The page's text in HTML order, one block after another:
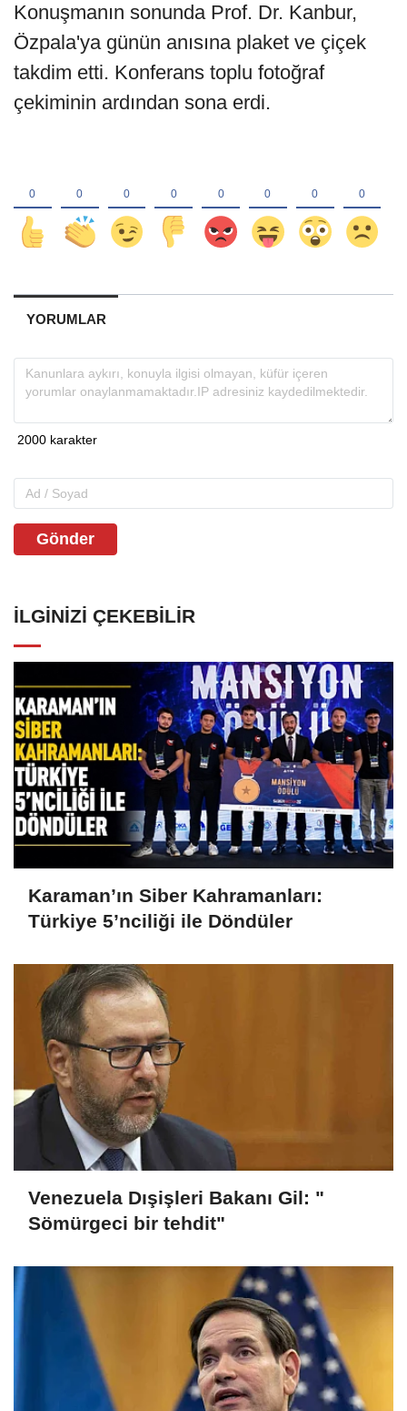
Konuşmanın sonunda Prof. Dr. Kanbur,
Özpala'ya günün anısına plaket ve çiçek
takdim etti. Konferans toplu fotoğraf
çekiminin ardından sona erdi.
YORUMLAR
Gönder
İLGINIZI ÇEKEBILIR
Karaman’ın Siber Kahramanları:
Türkiye 5’nciliği ile Döndüler
Venezuela Dışişleri Bakanı Gil: "
Sömürgeci bir tehdit"